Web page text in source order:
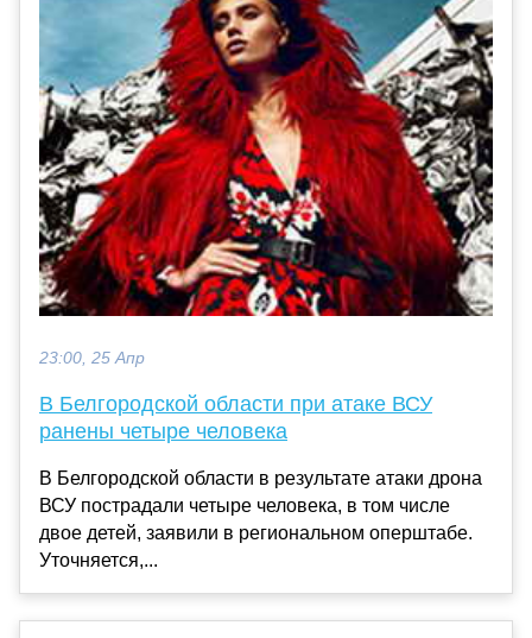
23:00, 25 Апр
В Белгородской области при атаке ВСУ
ранены четыре человека
В Белгородской области в результате атаки дрона
ВСУ пострадали четыре человека, в том числе
двое детей, заявили в региональном оперштабе.
Уточняется,...